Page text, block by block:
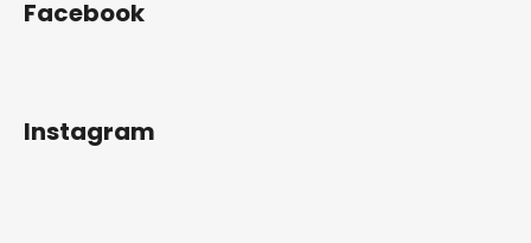
Facebook
Instagram